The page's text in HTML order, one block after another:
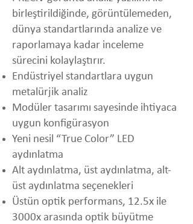
birleştirildiğinde, görüntülemeden,
dünya standartlarında analize ve
raporlamaya kadar inceleme
sürecini kolaylaştırır.
Endüstriyel standartlara uygun
metalürjik analiz
Modüler tasarımı sayesinde ihtiyaca
uygun konfigürasyon
Yeni nesil “True Color” LED
aydınlatma
Alt aydınlatma, üst aydınlatma, alt-
üst aydınlatma seçenekleri
Üstün optik performans, 12.5x ile
3000x arasında optik büyütme